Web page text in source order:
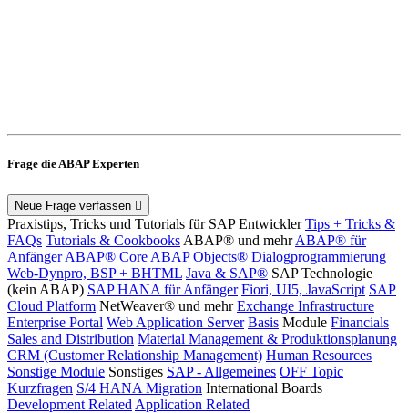
Frage die ABAP Experten
Neue Frage verfassen
Praxistips, Tricks und Tutorials für SAP Entwickler Tips + Tricks &
FAQs Tutorials & Cookbooks ABAP® und mehr ABAP® für
Anfänger ABAP® Core ABAP Objects® Dialogprogrammierung
Web-Dynpro, BSP + BHTML Java & SAP® SAP Technologie
(kein ABAP) SAP HANA für Anfänger Fiori, UI5, JavaScript SAP
Cloud Platform NetWeaver® und mehr Exchange Infrastructure
Enterprise Portal Web Application Server Basis Module Financials
Sales and Distribution Material Management & Produktionsplanung
CRM (Customer Relationship Management) Human Resources
Sonstige Module Sonstiges SAP - Allgemeines OFF Topic
Kurzfragen S/4 HANA Migration International Boards
Development Related Application Related